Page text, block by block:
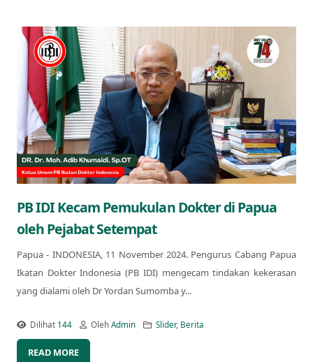
PB IDI Kecam Pemukulan Dokter di Papua
oleh Pejabat Setempat
Papua - INDONESIA, 11 November 2024. Pengurus Cabang Papua
Ikatan Dokter Indonesia (PB IDI) mengecam tindakan kekerasan
yang dialami oleh Dr Yordan Sumomba y...
Dilihat 144 OlehAdmin Slider, Berita
READ MORE